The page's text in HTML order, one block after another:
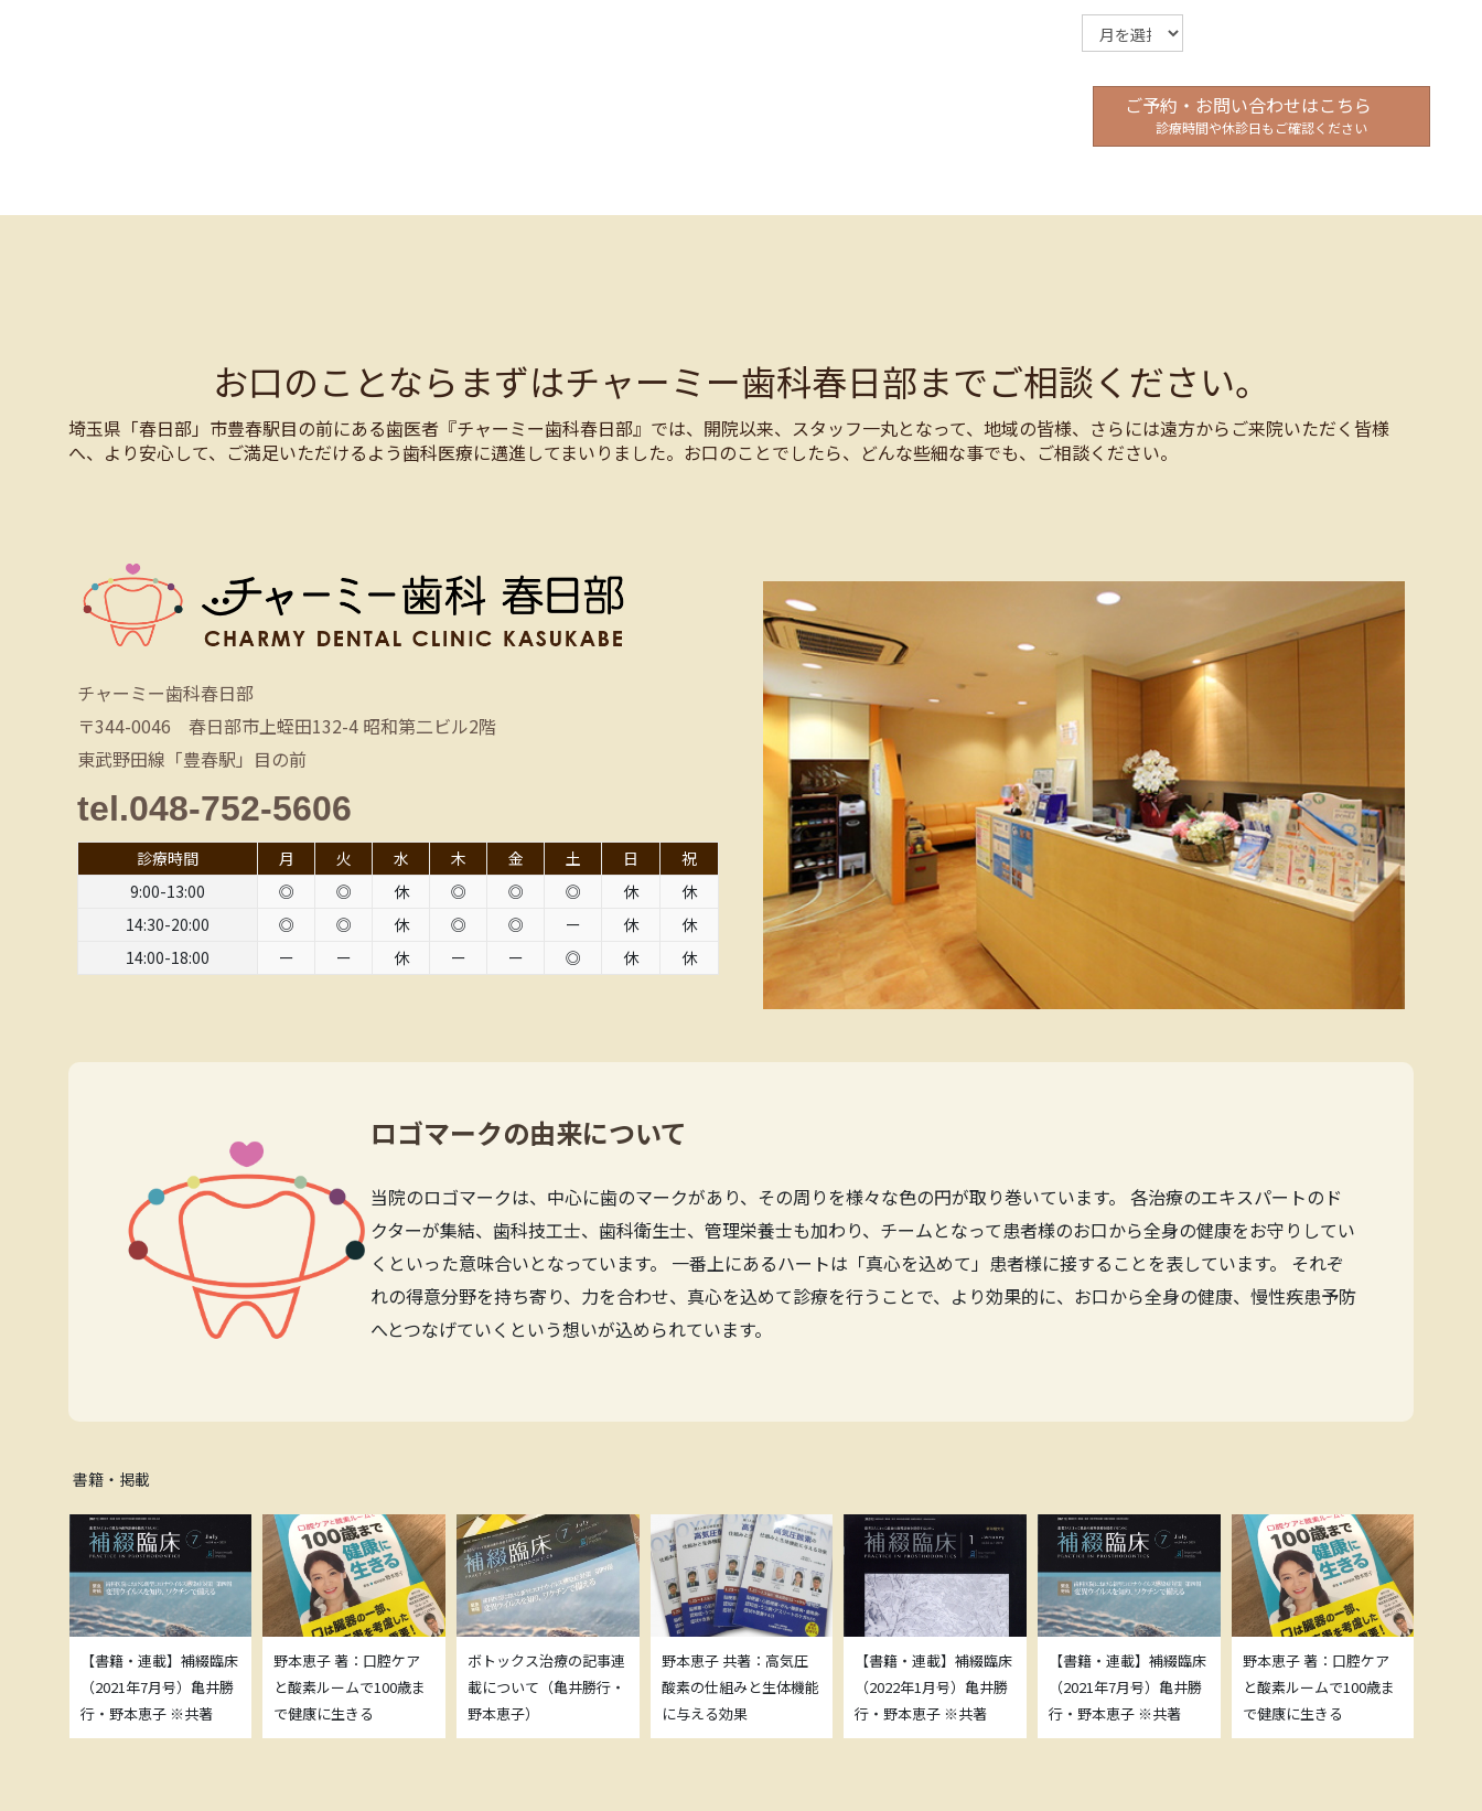
ア
ー
イ
ご予約・お問い合わせはこちら
診療時間や休診日もご確認ください
お口のことならまずはチャーミー歯科春日部までご相談ください。
埼玉県「春日部」市豊春駅目の前にある歯医者『チャーミー歯科春日部』では、開院以来、スタッフ一丸となって、地域の皆様、さらには遠方からご来院いただく皆様
へ、より安心して、ご満足いただけるよう歯科医療に邁進してまいりました。お口のことでしたら、どんな些細な事でも、ご相談ください。
チャーミー歯科春日部
〒344-0046 春日部市上蛭田132-4 昭和第二ビル2階
東武野田線「豊春駅」目の前
tel.048-752-5606
診療時間 月 火 水 木 金 土 日
祝
9:00-13:00
◎ ◎ 休 ◎ ◎ ◎ 休
休
14:30-20:00
◎ ◎ 休 ◎ ◎ ー 休
休
14:00-18:00
ー ー 休 ー ー ◎ 休 休
ロゴマークの由来について
当院のロゴマークは、中心に歯のマークがあり、その周りを様々な色の円が取り巻いています。 各治療のエキスパートのド
クターが集結、歯科技工士、歯科衛生士、管理栄養士も加わり、チームとなって患者様のお口から全身の健康をお守りしてい
くといった意味合いとなっています。 一番上にあるハートは「真心を込めて」患者様に接することを表しています。 それぞ
れの得意分野を持ち寄り、力を合わせ、真心を込めて診療を行うことで、より効果的に、お口から全身の健康、慢性疾患予防
へとつなげていくという想いが込められています。
書籍・掲載
【書籍・連載】補綴臨床
（2021年7月号）亀井勝
行・野本恵子 ※共著
野本恵子 著：口腔ケア
と酸素ルームで100歳ま
で健康に生きる
ボトックス治療の記事連
載について（亀井勝行・
野本恵子）
野本恵子 共著：高気圧
酸素の仕組みと生体機能
に与える効果
【書籍・連載】補綴臨床
（2022年1月号）亀井勝
行・野本恵子 ※共著
【書籍・連載】補綴臨床
（2021年7月号）亀井勝
行・野本恵子 ※共著
野本恵子 著：口腔ケア
と酸素ルームで100歳ま
で健康に生きる